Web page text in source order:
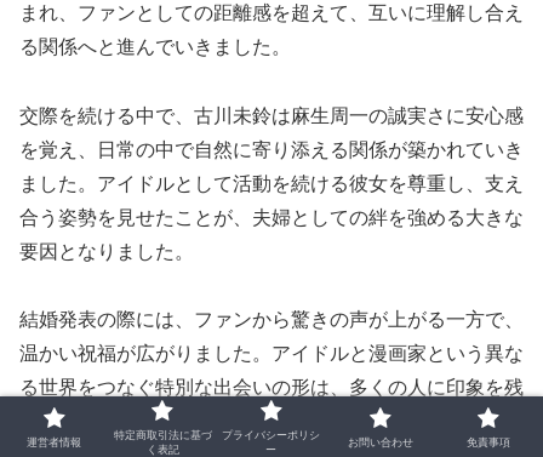
まれ、ファンとしての距離感を超えて、互いに理解し合え
る関係へと進んでいきました。
交際を続ける中で、古川未鈴は麻生周一の誠実さに安心感
を覚え、日常の中で自然に寄り添える関係が築かれていき
ました。アイドルとして活動を続ける彼女を尊重し、支え
合う姿勢を見せたことが、夫婦としての絆を強める大きな
要因となりました。
結婚発表の際には、ファンから驚きの声が上がる一方で、
温かい祝福が広がりました。アイドルと漫画家という異な
る世界をつなぐ特別な出会いの形は、多くの人に印象を残
し、夢のような物語として語られることになりました。
運営者情報
特定商取引法に基づ
く表記
プライバシーポリシ
ー
お問い合わせ 免責事項